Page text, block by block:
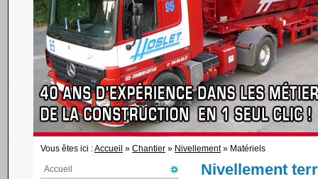
Vous êtes ici :Accueil » Chantier » Nivellement» Matériels
Accueil
Nivellement